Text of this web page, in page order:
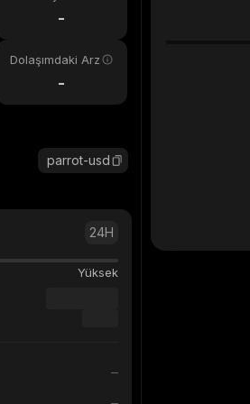
-
Dolaşımdaki Arz
-
parrot-usd
24H
Yüksek